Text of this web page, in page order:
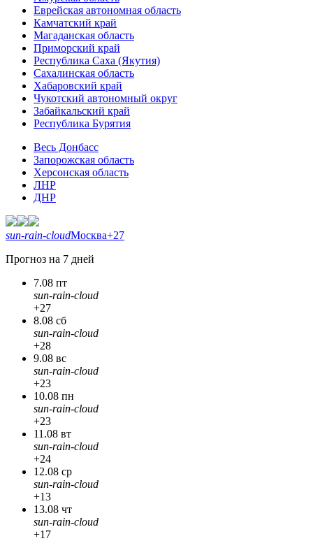
Еврейская автономная область
Камчатский край
Магаданская область
Приморский край
Республика Саха (Якутия)
Сахалинская область
Хабаровский край
Чукотский автономный округ
Забайкальский край
Республика Бурятия
Весь Донбасс
Запорожская область
Херсонская область
ЛНР
ДНР
sun-rain-cloudМосква+27
Прогноз на 7 дней
7.08 пт
sun-rain-cloud
+27
8.08 сб
sun-rain-cloud
+28
9.08 вс
sun-rain-cloud
+23
10.08 пн
sun-rain-cloud
+23
11.08 вт
sun-rain-cloud
+24
12.08 ср
sun-rain-cloud
+13
13.08 чт
sun-rain-cloud
+17